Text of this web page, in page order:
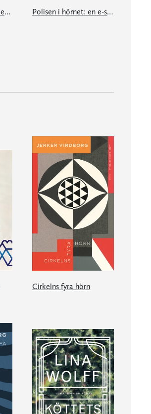
Fallet Ellen West: en e-singel ur Granta #1 Polisen i hörnet: en e-singel ur Granta #1
Cirkelns fyra hörn